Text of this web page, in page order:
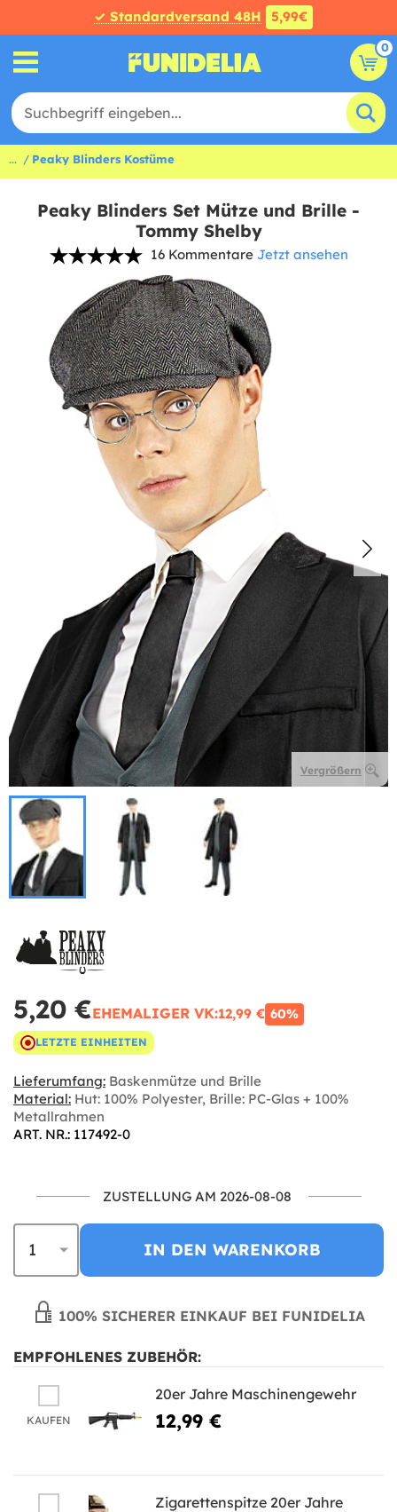
✓ Standardversand 48H 5,99€
0
... Peaky Blinders Kostüme
Peaky Blinders Set Mütze und Brille -
Tommy Shelby
16 Kommentare Jetzt ansehen
Vergrößern
5,20 €EHEMALIGER VK:12,99 € 60%
LETZTE EINHEITEN
Lieferumfang: Baskenmütze und Brille
Material: Hut: 100% Polyester, Brille: PC-Glas + 100%
Metallrahmen
ART. NR.: 117492-0
ZUSTELLUNG AM 2026-08-08
IN DEN WARENKORB
100% SICHERER EINKAUF BEI FUNIDELIA
EMPFOHLENES ZUBEHÖR:
KAUFEN
20er Jahre Maschinengewehr
12,99 €
Zigarettenspitze 20er Jahre